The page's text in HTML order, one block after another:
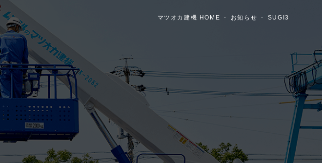
マツオカ建機 HOME お知らせ SUGI3